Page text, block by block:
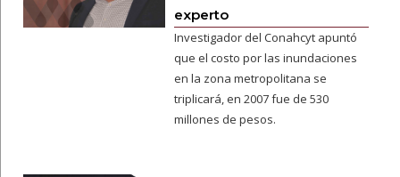
experto
Investigador del Conahcyt apuntó
que el costo por las inundaciones
en la zona metropolitana se
triplicará, en 2007 fue de 530
millones de pesos.